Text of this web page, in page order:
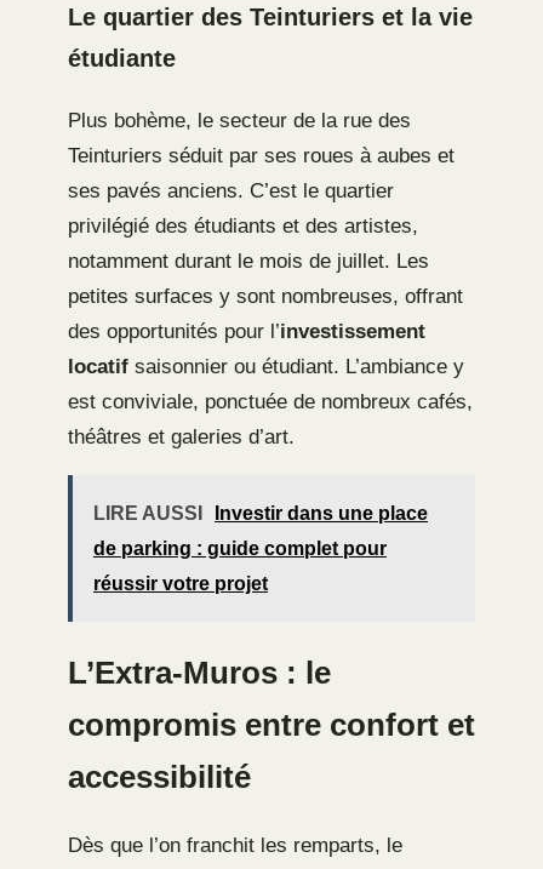
Le quartier des Teinturiers et la vie
étudiante
Plus bohème, le secteur de la rue des
Teinturiers séduit par ses roues à aubes et
ses pavés anciens. C’est le quartier
privilégié des étudiants et des artistes,
notamment durant le mois de juillet. Les
petites surfaces y sont nombreuses, offrant
des opportunités pour l’investissement
locatif saisonnier ou étudiant. L’ambiance y
est conviviale, ponctuée de nombreux cafés,
théâtres et galeries d’art.
LIRE AUSSI
Investir dans une place
de parking : guide complet pour
réussir votre projet
L’Extra-Muros : le
compromis entre confort et
accessibilité
Dès que l’on franchit les remparts, le